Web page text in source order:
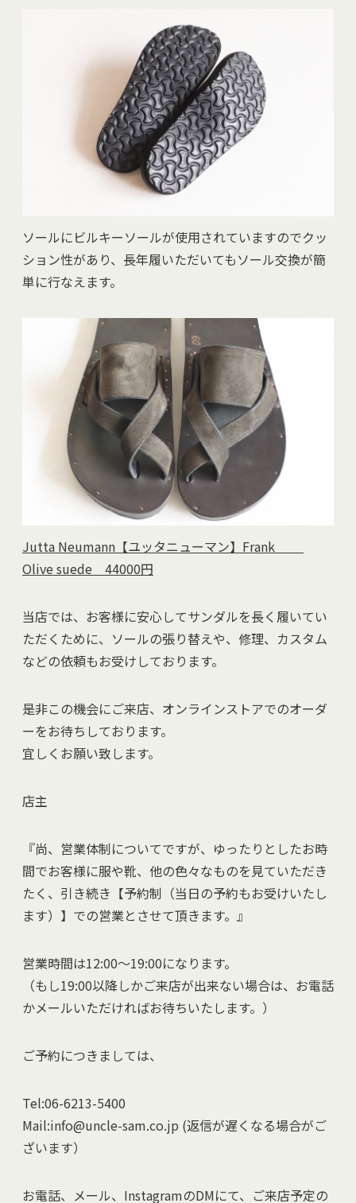
ソールにビルキーソールが使用されていますのでクッ
ション性があり、長年履いただいてもソール交換が簡
単に行なえます。
Jutta Neumann【ユッタニューマン】Frank
Olive suede 44000円
当店では、お客様に安心してサンダルを長く履いてい
ただくために、ソールの張り替えや、修理、カスタム
などの依頼もお受けしております。
是非この機会にご来店、オンラインストアでのオーダ
ーをお待ちしております。
宜しくお願い致します。
店主
『尚、営業体制についてですが、ゆったりとしたお時
間でお客様に服や靴、他の色々なものを見ていただき
たく、引き続き【予約制（当日の予約もお受けいたし
ます）】での営業とさせて頂きます。』
営業時間は12:00～19:00になります。
（もし19:00以降しかご来店が出来ない場合は、お電話
かメールいただければお待ちいたします。）
ご予約につきましては、
Tel:06-6213-5400
Mail:info@uncle-sam.co.jp (返信が遅くなる場合がご
ざいます）
お電話、メール、InstagramのDMにて、ご来店予定の